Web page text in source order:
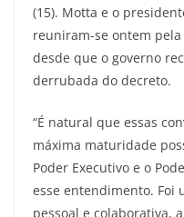
(15). Motta e o
reuniram-se ontem
desde que o governo
derrubada do decreto.
“É natural que essas
máxima maturidade
Poder Executivo e o
esse entendimento. Foi
pessoal e colaborativa,